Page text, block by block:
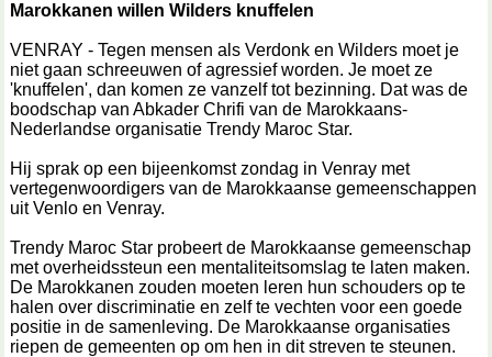
Marokkanen willen Wilders knuffelen
VENRAY - Tegen mensen als Verdonk en Wilders moet je
niet gaan schreeuwen of agressief worden. Je moet ze
'knuffelen', dan komen ze vanzelf tot bezinning. Dat was de
boodschap van Abkader Chrifi van de Marokkaans-
Nederlandse organisatie Trendy Maroc Star.
Hij sprak op een bijeenkomst zondag in Venray met
vertegenwoordigers van de Marokkaanse gemeenschappen
uit Venlo en Venray.
Trendy Maroc Star probeert de Marokkaanse gemeenschap
met overheidssteun een mentaliteitsomslag te laten maken.
De Marokkanen zouden moeten leren hun schouders op te
halen over discriminatie en zelf te vechten voor een goede
positie in de samenleving. De Marokkaanse organisaties
riepen de gemeenten op om hen in dit streven te steunen.